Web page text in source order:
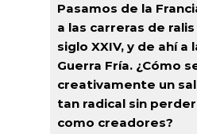
Pasamos de la
a las carreras de
siglo XXIV, y de ahí a
Guerra Fría. ¿Cómo
creativamente un
tan radical sin
como creadores?